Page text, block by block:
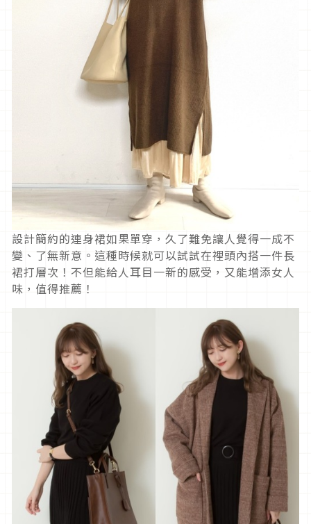
設計簡約的連身裙如果單穿，久了難免讓人覺得一成不
變、了無新意。這種時候就可以試試在裡頭內搭一件長
裙打層次！不但能給人耳目一新的感受，又能增添女人
味，值得推薦！